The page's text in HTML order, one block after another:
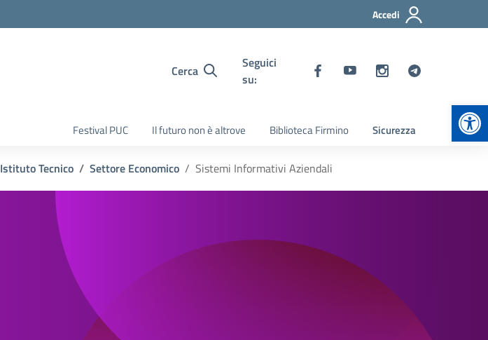
Accedi
Cerca
Seguici
su:
Festival PUC Il futuro non è altrove Biblioteca Firmino Sicurezza
Istituto Tecnico Settore Economico Sistemi Informativi Aziendali